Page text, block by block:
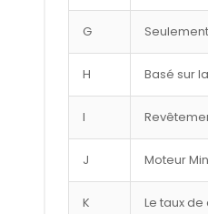
G
H Basé sur
I
J Moteur
K Le taux